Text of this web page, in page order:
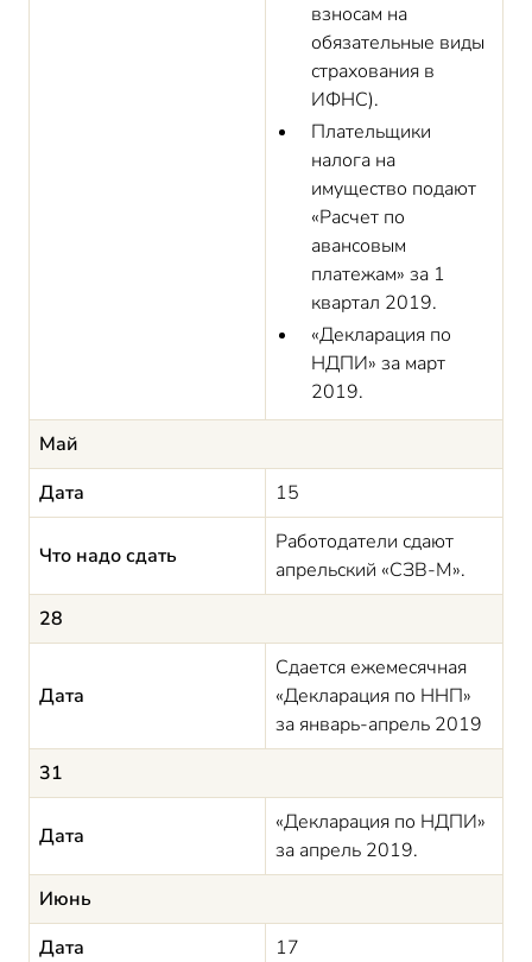
взносам на
обязательные виды
страхования в
ИФНС).
Плательщики
налога на
имущество подают
«Расчет по
авансовым
платежам» за 1
квартал 2019.
«Декларация по
НДПИ» за март
2019.
Май
Дата
15
Что надо сдать
Работодатели сдают
апрельский «СЗВ-М».
28
Дата
Сдается ежемесячная
«Декларация по ННП»
за январь-апрель 2019
31
Дата
«Декларация по НДПИ»
за апрель 2019.
Июнь
Дата
17